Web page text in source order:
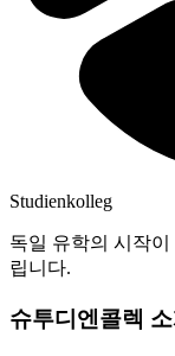
Studienkolleg
독일 유학의 시작
립니다.
슈투디엔콜렉 소